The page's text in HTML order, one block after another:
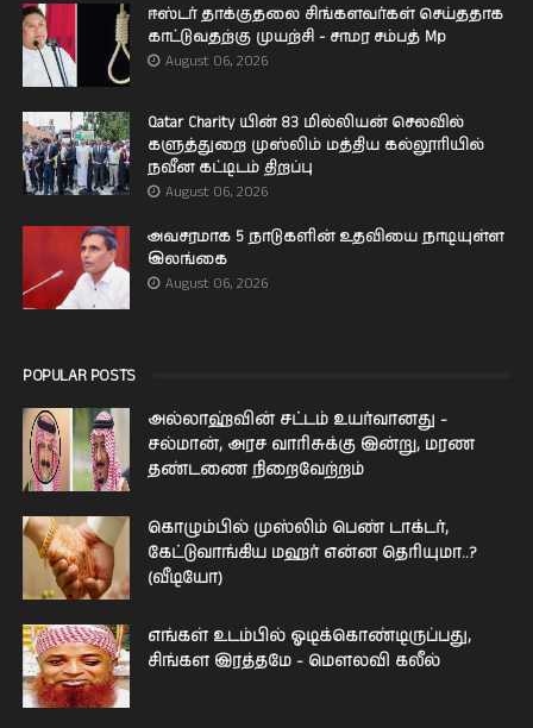
ஈஸ்டர் தாக்குதலை சிங்களவர்கள் செய்ததாக
காட்டுவதற்கு முயற்சி - சாமர சம்பத் Mp
August 06, 2026
Qatar Charity யின் 83 மில்லியன் செலவில்
களுத்துறை முஸ்லிம் மத்திய கல்லூரியில்
நவீன கட்டிடம் திறப்பு
August 06, 2026
அவசரமாக 5 நாடுகளின் உதவியை நாடியுள்ள
இலங்கை
August 06, 2026
POPULAR POSTS
அல்லாஹ்வின் சட்டம் உயர்வானது -
சல்மான், அரச வாரிசுக்கு இன்று, மரண
தண்டணை நிறைவேற்றம்
கொழும்பில் முஸ்லிம் பெண் டாக்டர்,
கேட்டுவாங்கிய மஹர் என்ன தெரியுமா..?
(வீடியோ)
எங்கள் உடம்பில் ஓடிக்­கொண்­டி­ருப்­பது,
சிங்­கள இரத்­தமே - மௌலவி கலீல்